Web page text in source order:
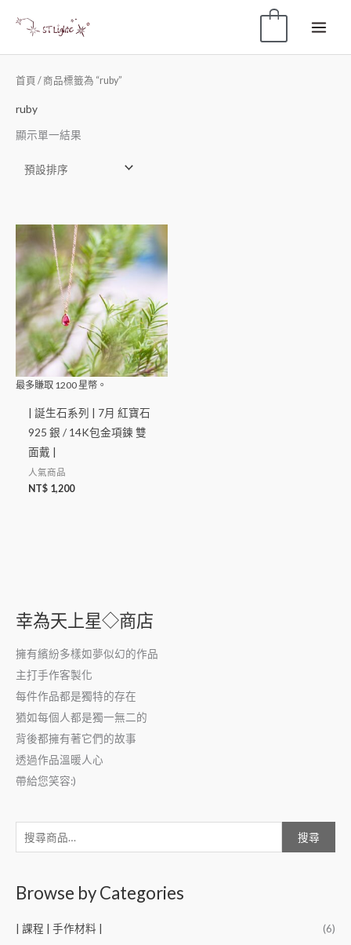
幸為天上星◇商店
擁有繽紛多樣如夢似幻的作品
主打手作客製化
每件作品都是獨特的存在
猶如每個人都是獨一無二的
背後都擁有著它們的故事
透過作品溫暖人心
帶給您笑容:)
搜尋
Browse by Categories
| 課程 | 手作材料 | (6)
首頁 / 商品標籤為 “ruby”
ruby
顯示單一結果
最多賺取 1200 星幣。
| 誕生石系列 | 7月 紅寶石
925 銀 / 14K包金項鍊 雙
面戴 |
人氣商品
NT$ 1,200